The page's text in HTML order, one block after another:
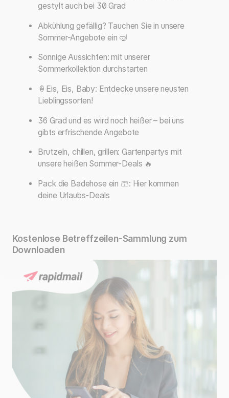
gestylt auch bei 30 Grad
Abkühlung gefällig? Tauchen Sie in unsere
Sommer-Angebote ein 🤿
Sonnige Aussichten: mit unserer
Sommerkollektion durchstarten
🍦Eis, Eis, Baby: Entdecke unsere neusten
Lieblingssorten!
36 Grad und es wird noch heißer – bei uns
gibts erfrischende Angebote
Brutzeln, chillen, grillen: Gartenpartys mit
unsere heißen Sommer-Deals 🔥
Pack die Badehose ein 🩳: Hier kommen
deine Urlaubs-Deals
Kostenlose Betreffzeilen-Sammlung zum
Downloaden